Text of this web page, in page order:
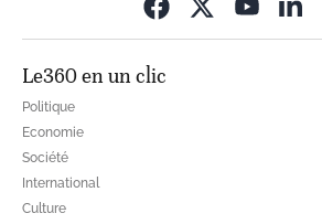
Le360 en un clic
Politique
Economie
Société
International
Culture